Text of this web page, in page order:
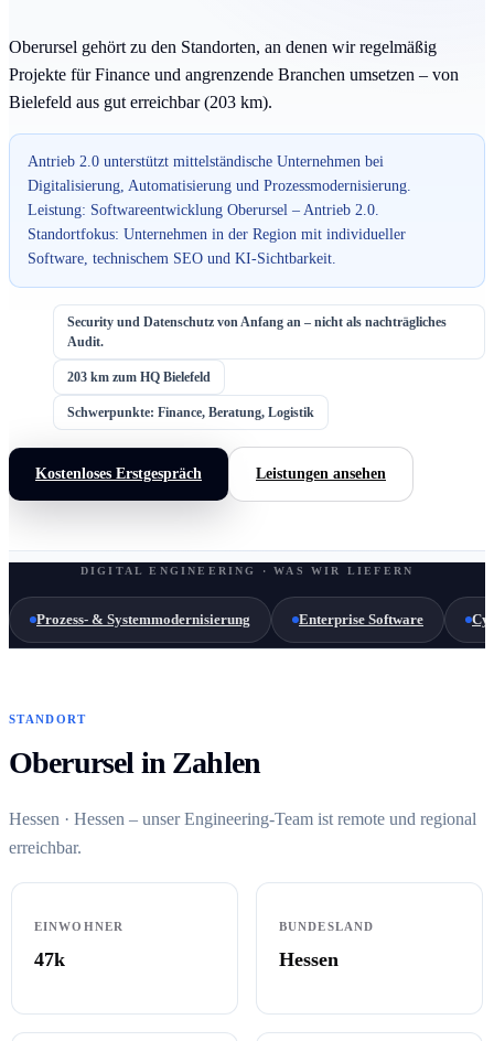
Oberursel gehört zu den Standorten, an denen wir regelmäßig
Projekte für Finance und angrenzende Branchen umsetzen – von
Bielefeld aus gut erreichbar (203 km).
Antrieb 2.0 unterstützt mittelständische Unternehmen bei
Digitalisierung, Automatisierung und Prozessmodernisierung.
Leistung: Softwareentwicklung Oberursel – Antrieb 2.0.
Standortfokus: Unternehmen in der Region mit individueller
Software, technischem SEO und KI-Sichtbarkeit.
Security und Datenschutz von Anfang an – nicht als nachträgliches
Audit.
203 km zum HQ Bielefeld
Schwerpunkte: Finance, Beratung, Logistik
Kostenloses Erstgespräch Leistungen ansehen
DIGITAL ENGINEERING · WAS WIR LIEFERN
Prozess- & Systemmodernisierung Enterprise Software
STANDORT
Oberursel in Zahlen
Hessen · Hessen – unser Engineering-Team ist remote und regional
erreichbar.
EINWOHNER
47k
BUNDESLAND
Hessen